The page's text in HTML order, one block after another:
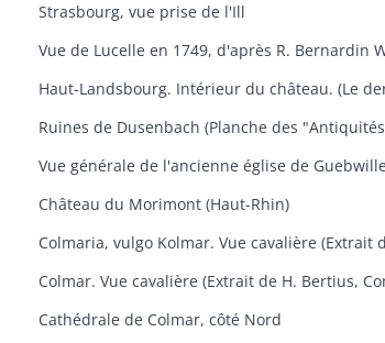
Strasbourg, vue prise de l'Ill
Château du Morimont (Haut-Rhin)
Cathédrale de Colmar, côté Nord